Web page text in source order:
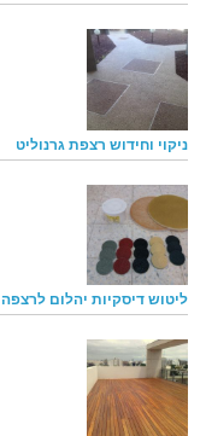
ניקוי וחידוש רצפת גרנוליט
ליטוש דיסקיות יהלום לרצפה